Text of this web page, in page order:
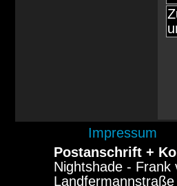
Impressum
Postanschrift +
Nightshade - Frank